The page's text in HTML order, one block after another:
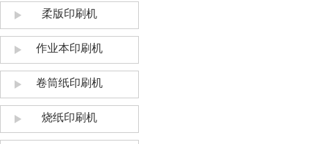
柔版印刷机
作业本印刷机
卷筒纸印刷机
烧纸印刷机